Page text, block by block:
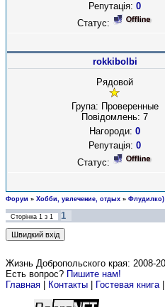
Репутація: 0
Статус:
rokkibolbi
Рядовой
Група: Проверенные
Повідомлень: 7
Нагороди: 0
Репутація: 0
Статус:
Форум » Хобби, увлечение, отдых » Флудилко)
Сторінка 1 з 1
1
Жизнь Добропольского края: 2008-
Есть вопрос? Пишите нам!
Главная
Контакты Гостевая книга|